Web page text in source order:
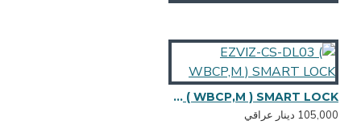
EZVIZ-CS-DL03 ( WBCP,M ) SMART LOCK
دينار عراقي